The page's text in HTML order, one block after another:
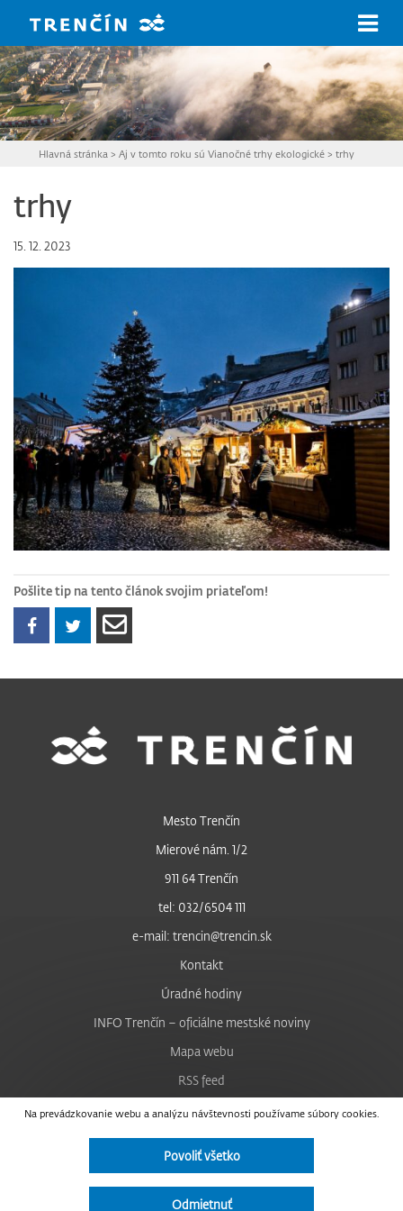
Hlavná stránka > Aj v tomto roku sú Vianočné trhy ekologické> trhy
trhy
15. 12. 2023
Pošlite tip na tento článok svojim priateľom!
Na prevádzkovanie webu a analýzu návštevnosti používame súbory cookies.
Povoliť všetko
Odmietnuť
Mesto Trenčín
Mierové nám. 1/2
911 64 Trenčín
tel: 032/6504 111
e-mail: trencin@trencin.sk
Kontakt
Úradné hodiny
INFO Trenčín – oficiálne mestské noviny
Mapa webu
RSS feed
Nastavenie cookies
Facebook
Instagram